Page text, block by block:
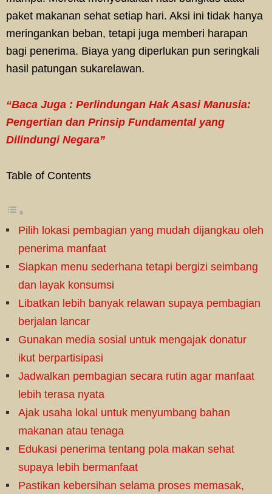
paket makanan sehat setiap hari. Aksi ini tidak hanya
meringankan beban, tetapi juga memberi harapan
bagi penerima. Biaya yang diperlukan pun seringkali
hasil patungan sukarelawan.
“Baca Juga : Perlindungan Hak Asasi Manusia:
Pengertian dan Prinsip Fundamental yang
Dilindungi Negara”
Table of Contents
Pilih lokasi pembagian yang mudah dijangkau oleh
penerima manfaat
Siapkan menu sederhana tetapi bergizi seimbang
dan layak konsumsi
Libatkan lebih banyak relawan supaya pembagian
berjalan lancar
Gunakan media sosial untuk mengajak donatur
ikut berpartisipasi
Jadwalkan pembagian secara rutin agar manfaat
lebih terasa nyata
Ajak usaha lokal untuk menyumbang bahan
makanan atau tenaga
Edukasi penerima tentang pola makan sehat
supaya lebih bermanfaat
Pastikan kebersihan selama proses memasak,